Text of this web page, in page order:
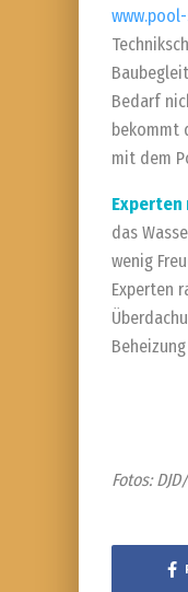
Bedarf
bekommt
mit dem
Experten
das
wenig
Experten
Fotos: